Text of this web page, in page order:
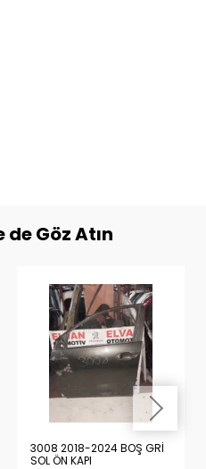
de Göz Atın
3008 2018-2024 BOŞ GRİ
SOL ÖN KAPI